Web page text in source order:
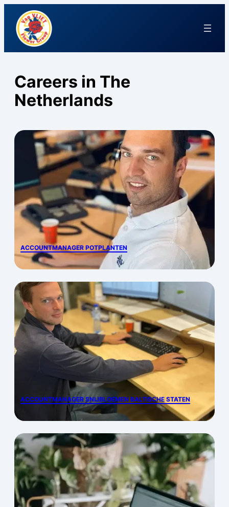
Careers in The
Netherlands
ACCOUNTMANAGER POTPLANTEN
ACCOUNTMANAGER SNIJBLOEMEN BALTISCHE STATEN